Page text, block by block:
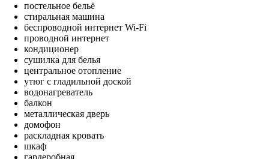
постельное бельё
стиральная машина
беспроводной интернет Wi-Fi
проводной интернет
кондиционер
сушилка для белья
центральное отопление
утюг с гладильной доской
водонагреватель
балкон
металлическая дверь
домофон
раскладная кровать
шкаф
гардеробная